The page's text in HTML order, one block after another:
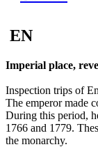
EN
Imperial place,
Inspection trips of
The emperor made
During this period,
1766 and 1779.
the monarchy.